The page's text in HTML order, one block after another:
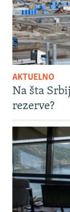
AKTUELNO
Na šta
rezerve?